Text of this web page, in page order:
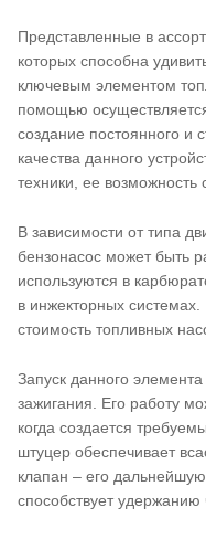
Представленные в
которых способна
ключевым элементом
помощью
создание постоянного и
качества данного
техники, ее возможность
В зависимости от типа
бензонасос может быть
используются в
в инжекторных
стоимость топливных
Запуск данного
зажигания. Его работу
когда создается
штуцер обеспечивает
клапан – его
способствует